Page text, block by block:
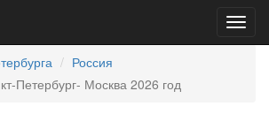
Россия
Петербург- Москва 2026 год